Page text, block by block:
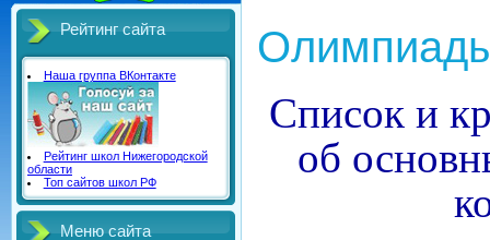
Рейтинг сайта
Наша группа ВКонтакте
Рейтинг школ Нижегородской
области
Топ сайтов школ РФ
Меню сайта
Список и
об